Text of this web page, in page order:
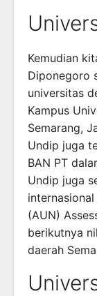
Kemudian
Diponegoro
universitas
Kampus
Semarang,
Undip juga
BAN PT
Undip juga
(AUN)
berikutnya
daerah